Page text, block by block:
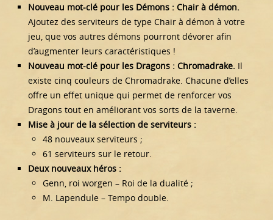
Nouveau mot-clé pour les Démons : Chair à démon.
Ajoutez des serviteurs de type Chair à démon à votre
jeu, que vos autres démons pourront dévorer afin
d’augmenter leurs caractéristiques !
Nouveau mot-clé pour les Dragons : Chromadrake. Il
existe cinq couleurs de Chromadrake. Chacune d’elles
offre un effet unique qui permet de renforcer vos
Dragons tout en améliorant vos sorts de la taverne.
Mise à jour de la sélection de serviteurs :
48 nouveaux serviteurs ;
61 serviteurs sur le retour.
Deux nouveaux héros :
Genn, roi worgen – Roi de la dualité ;
M. Lapendule – Tempo double.